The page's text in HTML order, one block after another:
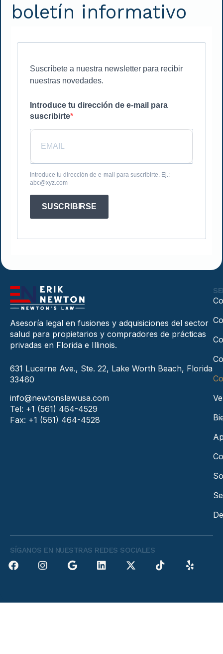
boletín informativo
Suscríbete a nuestra newsletter para recibir
nuestras novedades.
Introduce tu dirección de e-mail para
suscribirte
Introduce tu dirección de e-mail para suscribirte. Ej.:
abc@xyz.com
SUSCRIBIRSE
Asesoría legal en fusiones y adquisiciones del sector
salud para propietarios y compradores de prácticas
privadas en Florida e Illinois.
631 Lucerne Ave., Ste. 22, Lake Worth Beach, Florida
33460
info@newtonslawusa.com
Tel: +1 (561) 464-4529
Fax: +1 (561) 464-4528
SÍGANOS EN NUESTRAS REDES SOCIALES